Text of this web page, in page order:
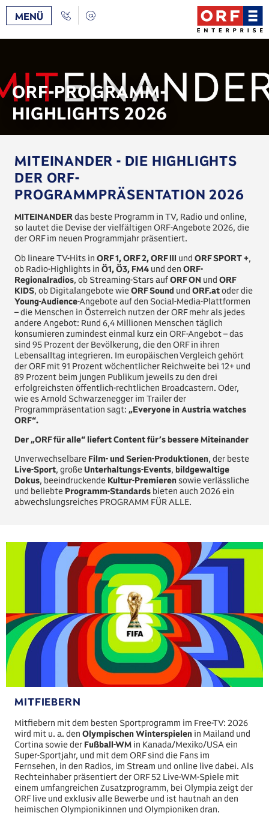
Zum
Inhalt
Zur
Navigation
MENÜ Call
Back
Kontakt
ORF-PROGRAMM-
HIGHLIGHTS 2026
MITEINANDER - DIE HIGHLIGHTS
DER ORF-
PROGRAMMPRÄSENTATION 2026
MITEINANDERdas beste Programm in TV, Radio und online,
so lautet die Devise der vielfältigen ORF-Angebote 2026, die
der ORF im neuen Programmjahr präsentiert.
Ob lineare TV-Hits inORF 1, ORF 2, ORF III undORF SPORT +,
ob Radio-Highlights inÖ1, Ö3, FM4 und denORF-
Regionalradios, ob Streaming-Stars aufORF ON undORF
KIDS, ob Digitalangebote wieORF Sound undORF.atoder die
Young-Audience-Angebote auf den Social-Media-Plattformen
– die Menschen in Österreich nutzen der ORF mehr als jedes
andere Angebot: Rund 6,4 Millionen Menschen täglich
konsumieren zumindest einmal kurz ein ORF-Angebot – das
sind 95 Prozent der Bevölkerung, die den ORF in ihren
Lebensalltag integrieren. Im europäischen Vergleich gehört
der ORF mit 91 Prozent wöchentlicher Reichweite bei 12+ und
89 Prozent beim jungen Publikum jeweils zu den drei
erfolgreichsten öffentlich-rechtlichen Broadcastern. Oder,
wie es Arnold Schwarzenegger im Trailer der
Programmpräsentation sagt:„Everyone in Austria watches
ORF“.
Der „ORF für alle“ liefert Content für’s bessere Miteinander
Unverwechselbare Film- und Serien-Produktionen, der beste
Live-Sport, großeUnterhaltungs-Events, bildgewaltige
Dokus, beeindruckende Kultur-Premierensowie verlässliche
und beliebte Programm-Standards bieten auch 2026 ein
abwechslungsreiches PROGRAMM FÜR ALLE.
MITFIEBERN
Mitfiebern mit dem besten Sportprogramm im Free-TV: 2026
wird mit u. a. denOlympischen Winterspielen in Mailand und
Cortina sowie der Fußball-WM in Kanada/Mexiko/USA ein
Super-Sportjahr, und mit dem ORF sind die Fans im
Fernsehen, in den Radios, im Stream und online live dabei. Als
Rechteinhaber präsentiert der ORF 52 Live-WM-Spiele mit
einem umfangreichen Zusatzprogramm, bei Olympia zeigt der
ORF live und exklusiv alle Bewerbe und ist hautnah an den
heimischen Olympionikinnen und Olympioniken dran.